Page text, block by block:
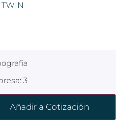
TWIN
3
Añadir a Cotización